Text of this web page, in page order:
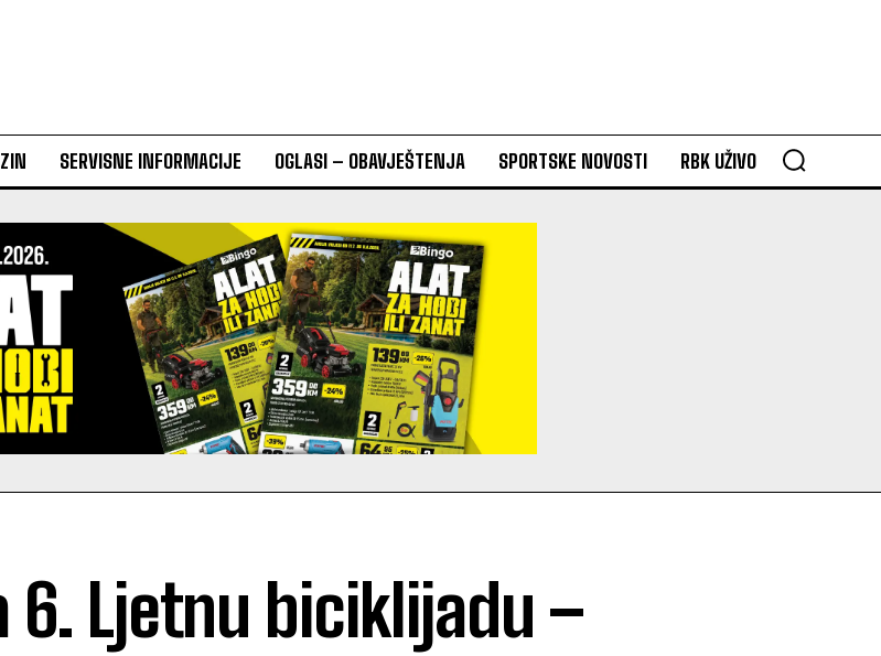
SERVISNE INFORMACIJE OGLASI – OBAVJEŠTENJA SPORTSKE NOVOSTI RBK UŽIVO
6. Ljetnu biciklijadu –